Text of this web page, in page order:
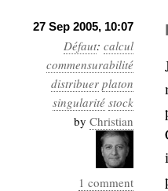
27 Sep 2005, 10:07
Défaut: calcul
commensurabilité
distribuer platon
singularité stock
by Christian
1 comment
Web-2.0Web-
Sémantique
économieécriture
Archives
Archives